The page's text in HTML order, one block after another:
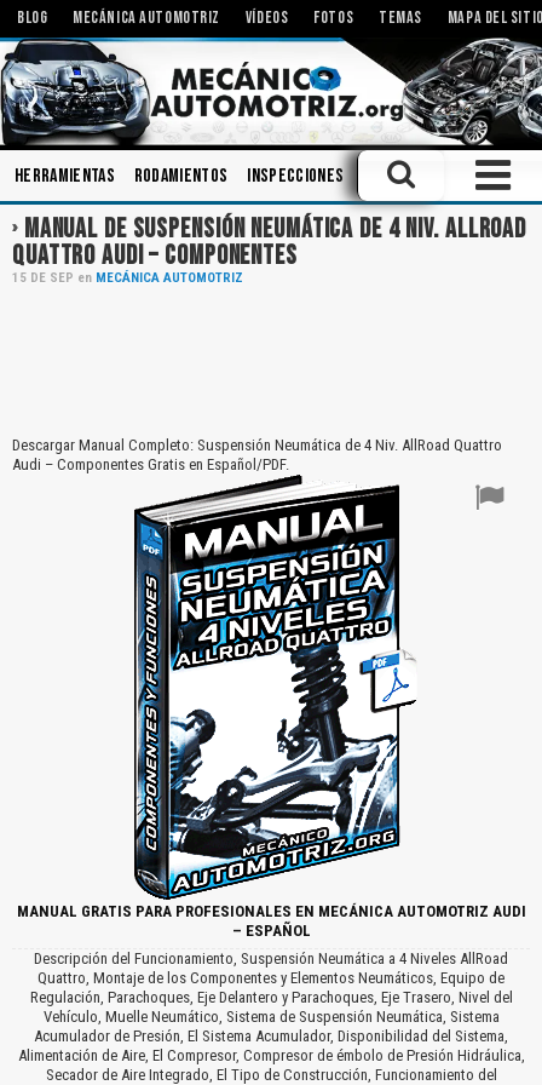
BLOG MECÁNICA AUTOMOTRIZ VÍDEOS FOTOS TEMAS MAPA DEL
Herramientas Rodamientos Inspecciones Pistones Engranajes
MANUAL DE SUSPENSIÓN NEUMÁTICA DE 4 NIV. ALLROAD
QUATTRO AUDI – COMPONENTES
15 DE SEP en MECÁNICA AUTOMOTRIZ
Descargar Manual Completo: Suspensión Neumática de 4 Niv. AllRoad Quattro
Audi – Componentes Gratis en Español/PDF.
MANUAL GRATIS PARA PROFESIONALES EN MECÁNICA AUTOMOTRIZ AUDI
– ESPAÑOL
Descripción del Funcionamiento, Suspensión Neumática a 4 Niveles AllRoad
Quattro, Montaje de los Componentes y Elementos Neumáticos, Equipo de
Regulación, Parachoques, Eje Delantero y Parachoques, Eje Trasero, Nivel del
Vehículo, Muelle Neumático, Sistema de Suspensión Neumática, Sistema
Acumulador de Presión, El Sistema Acumulador, Disponibilidad del Sistema,
Alimentación de Aire, El Compresor, Compresor de émbolo de Presión Hidráulica,
Secador de Aire Integrado, El Tipo de Construcción, Funcionamiento del